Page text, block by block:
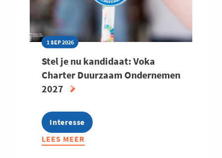
1 SEP 2026
Stel je nu kandidaat: Voka
Charter Duurzaam Ondernemen
2027
Interesse
LEES MEER
ABOUT